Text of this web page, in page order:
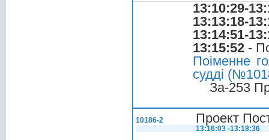
13:10:29-
13:13:18-
13:14:51-
13:15:52 -
Поіменне
судді
За-253
10186-2 Проект
13:16:03 -13:18:36